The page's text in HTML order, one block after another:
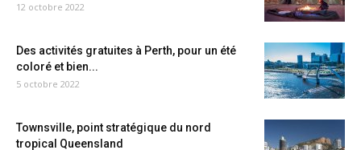
12 octobre 2022
Des activités gratuites à Perth, pour un été
coloré et bien...
5 octobre 2022
Townsville, point stratégique du nord
tropical Queensland